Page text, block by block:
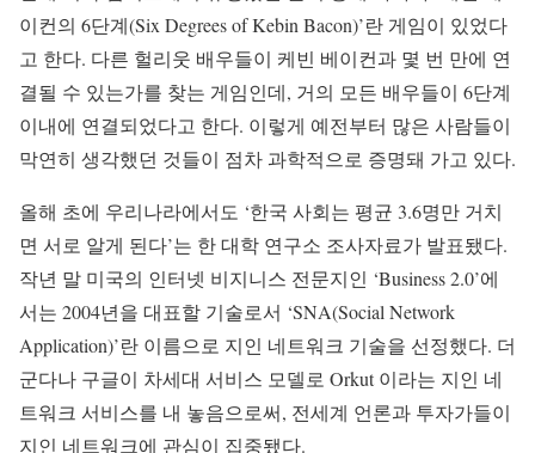
이컨의 6단계(Six Degrees of Kebin Bacon)’란 게임이 있었다
고 한다. 다른 헐리웃 배우들이 케빈 베이컨과 몇 번 만에 연
결될 수 있는가를 찾는 게임인데, 거의 모든 배우들이 6단계
이내에 연결되었다고 한다. 이렇게 예전부터 많은 사람들이
막연히 생각했던 것들이 점차 과학적으로 증명돼 가고 있다.
올해 초에 우리나라에서도 ‘한국 사회는 평균 3.6명만 거치
면 서로 알게 된다’는 한 대학 연구소 조사자료가 발표됐다.
작년 말 미국의 인터넷 비지니스 전문지인 ‘Business 2.0’에
서는 2004년을 대표할 기술로서 ‘SNA(Social Network
Application)’란 이름으로 지인 네트워크 기술을 선정했다. 더
군다나 구글이 차세대 서비스 모델로 Orkut 이라는 지인 네
트워크 서비스를 내 놓음으로써, 전세계 언론과 투자가들이
지인 네트워크에 관심이 집중됐다.